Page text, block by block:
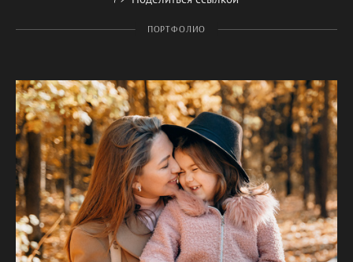
ПОРТФОЛИО